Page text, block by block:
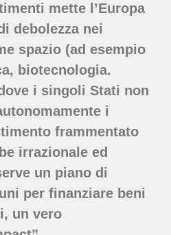
mette l’Europa
debolezza nei
spazio (ad esempio
biotecnologia.
i singoli Stati non
i
frammentato
irrazionale ed
un piano di
per finanziare beni
un vero